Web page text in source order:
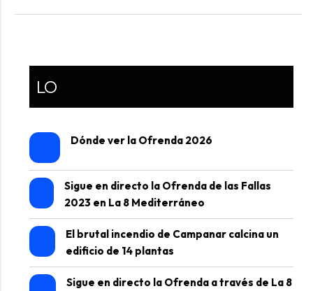
LO
Dónde ver la Ofrenda 2026
Sigue en directo la Ofrenda de las Fallas
2023 en La 8 Mediterráneo
El brutal incendio de Campanar calcina un
edificio de 14 plantas
Sigue en directo la Ofrenda a través de La 8